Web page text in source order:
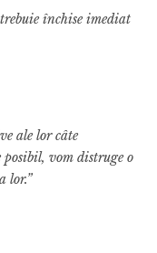
închise imediat
ale lor câte
posibil, vom distruge o
lor.”